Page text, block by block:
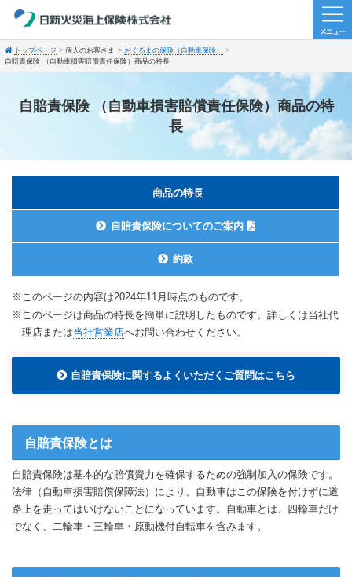
トップページ 個人のお客さま
おくるまの保険（自動車保険）
自賠責保険 （自動車損害賠償責任保険）商品の特長
自賠責保険 （自動車損害賠償責任保険）商品の特
長
商品の特長
自賠責保険についてのご案内
約款
※このページの内容は2024年11月時点のものです。
※このページは商品の特長を簡単に説明したものです。詳しくは当社代
理店または当社営業店へお問い合わせください。
自賠責保険に関するよくいただくご質問はこちら
自賠責保険とは
自賠責保険は基本的な賠償資力を確保するための強制加入の保険です。
法律（自動車損害賠償保障法）により、自動車はこの保険を付けずに道
路上を走ってはいけないことになっています。自動車とは、四輪車だけ
でなく、二輪車・三輪車・原動機付自転車を含みます。